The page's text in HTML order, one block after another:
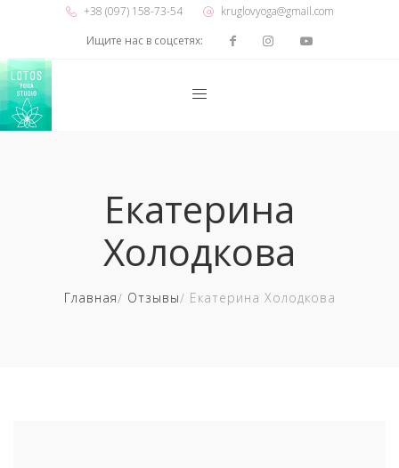
+38 (097) 158-73-54
kruglovyoga@gmail.com
Ищите нас в соцсетях:
Екатерина
Холодкова
Главная Отзывы Екатерина Холодкова